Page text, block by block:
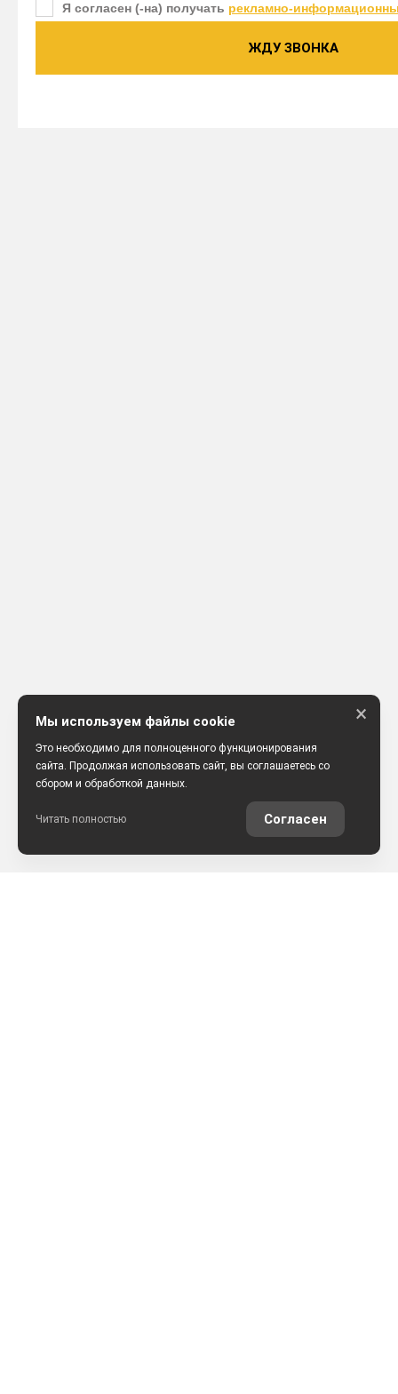
Я согласен (-на) получать рекламно-
ЖДУ ЗВОНКА
Мы используем файлы cookie
Это необходимо для полноценного функционирования
сайта. Продолжая использовать сайт, вы соглашаетесь со
сбором и обработкой данных.
Читать полностью Согласен
×